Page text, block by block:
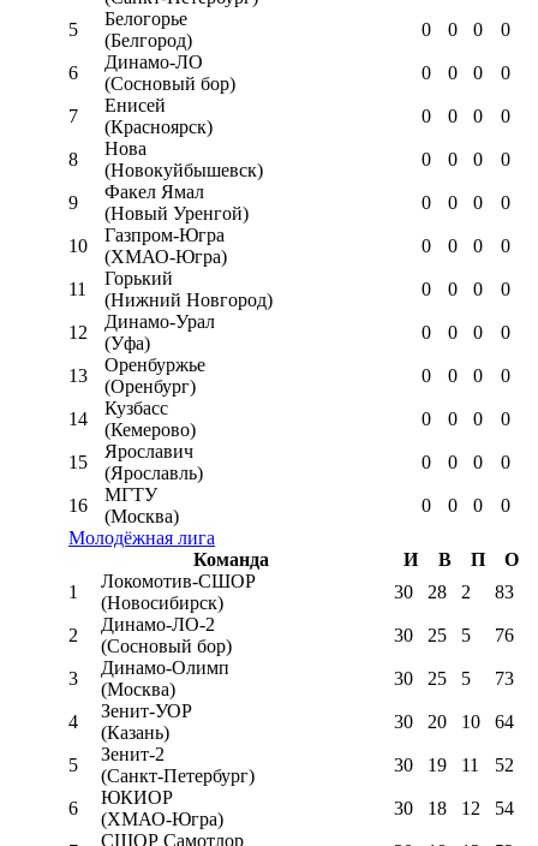
5
Белогорье
(Белгород)
0 0 0 0
6
Динамо-ЛО
(Сосновый бор)
0 0 0 0
7
Енисей
(Красноярск)
0 0 0 0
8
Нова
(Новокуйбышевск)
0 0 0 0
9
Факел Ямал
(Новый Уренгой)
0 0 0 0
10
Газпром-Югра
(ХМАО-Югра)
0 0 0 0
11
Горький
(Нижний Новгород)
0 0 0 0
12
Динамо-Урал
(Уфа)
0 0 0 0
13
Оренбуржье
(Оренбург)
0 0 0 0
14
Кузбасс
(Кемерово)
0 0 0 0
15
Ярославич
(Ярославль)
0 0 0 0
16
МГТУ
(Москва)
0 0 0
0
Молодёжная лига
Команда
И В П
О
1
Локомотив-CШОР
(Новосибирск)
30 28 2 83
2
Динамо-ЛО-2
(Сосновый бор)
30 25 5 76
3
Динамо-Олимп
(Москва)
30 25 5 73
4
Зенит-УОР
(Казань)
30 20 10 64
5
Зенит-2
(Санкт-Петербург)
30 19 11 52
6
ЮКИОР
(ХМАО-Югра)
30 18 12 54
СШОР Самотлор